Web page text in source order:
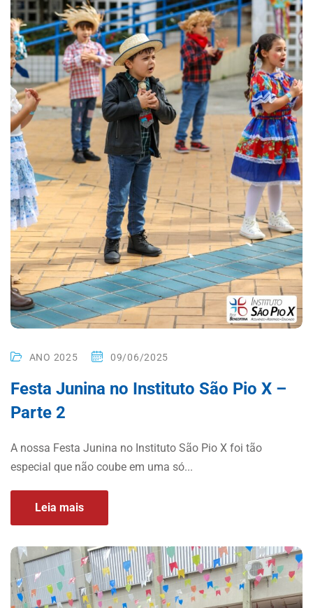
ANO 2025 09/06/2025
Festa Junina no Instituto São Pio X –
Parte 2
A nossa Festa Junina no Instituto São Pio X foi tão
especial que não coube em uma só...
Leia mais